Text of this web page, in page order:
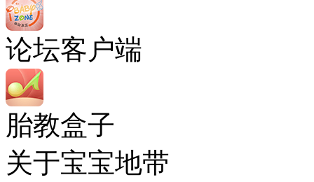
论坛客户端
胎教盒子
关于宝宝地带